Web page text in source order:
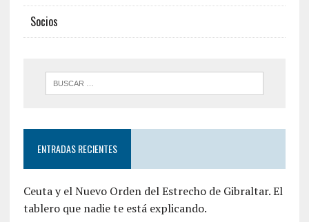
Socios
ENTRADAS RECIENTES
Ceuta y el Nuevo Orden del Estrecho de Gibraltar. El
tablero que nadie te está explicando.